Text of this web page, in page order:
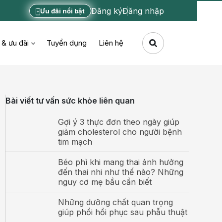
Ưu đãi nổi bật Đăng kýĐăng nhập
ưu đãi Tuyển dụng Liên hệ
Bài viết tư vấn sức khỏe liên quan
Gợi ý 3 thực đơn theo ngày giúp
giảm cholesterol cho người bệnh
tim mạch
Béo phì khi mang thai ảnh hưởng
đến thai nhi như thế nào? Những
nguy cơ mẹ bầu cần biết
Những dưỡng chất quan trọng
giúp phổi hồi phục sau phẫu thuật